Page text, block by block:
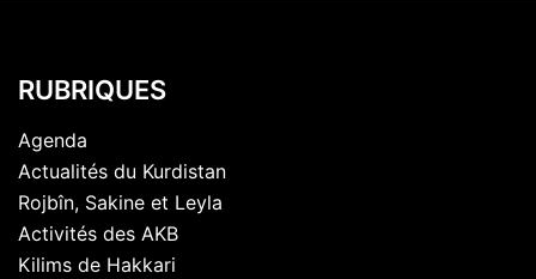
RUBRIQUES
Agenda
Actualités du Kurdistan
Rojbîn, Sakine et Leyla
Activités des AKB
Kilims de Hakkari